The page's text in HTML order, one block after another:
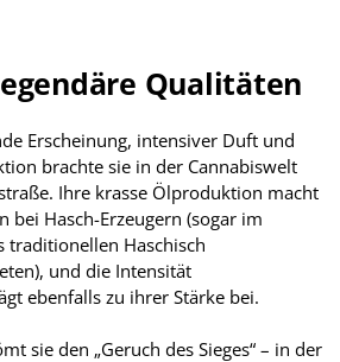
Qualitäten
Erscheinung, intensiver Duft und
brachte sie in der Cannabiswelt
Ihre krasse Ölproduktion macht
bei Hasch-Erzeugern (sogar im
traditionellen Haschisch
und die Intensität
ebenfalls zu ihrer Stärke bei.
sie den „Geruch des Sieges“ – in der